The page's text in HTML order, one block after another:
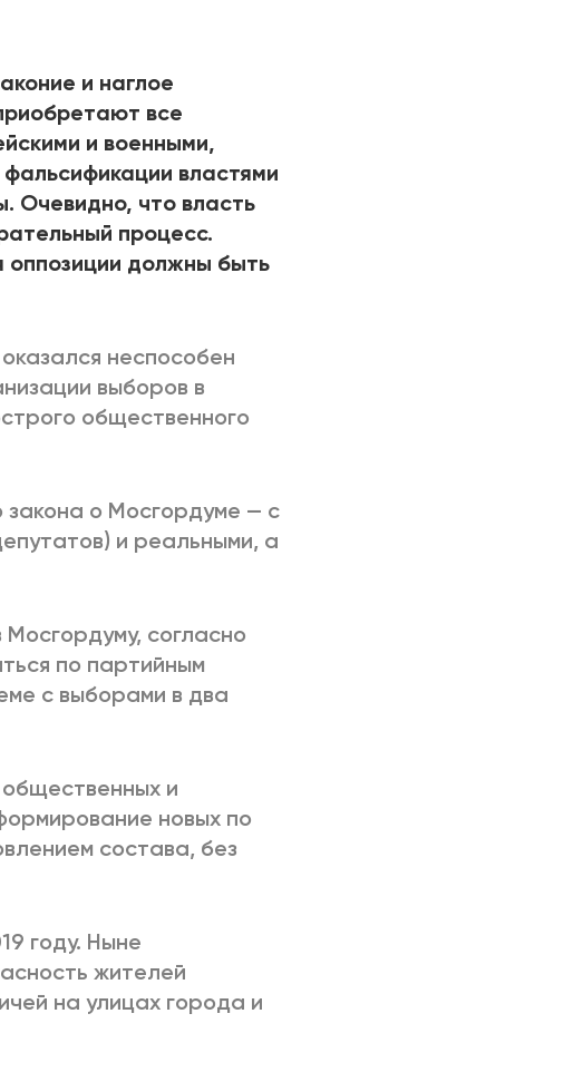
и наглое
все
и военными,
властями
Очевидно, что власть
процесс.
оппозиции должны быть
неспособен
выборов в
общественного
закона о Мосгордуме — с
и реальными, а
согласно
по партийным
с выборами в два
и
новых по
состава, без
году. Ныне
жителей
на улицах города и